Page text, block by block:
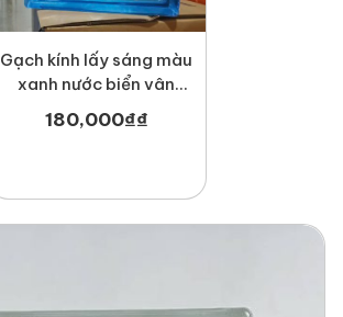
Gạch kính lấy sáng màu
xanh nước biển vân
mây MT-GK1908VMX
180,000₫₫